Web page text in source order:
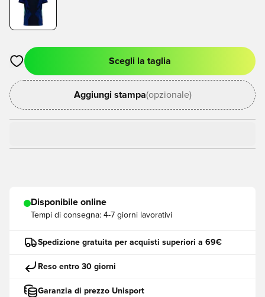
Apre una finestra modale per accedere o registrarsi come
Scegli la taglia
Aggiungi stampa(opzionale)
Disponibile online
Tempi di consegna: 4-7 giorni lavorativi
Spedizione gratuita per acquisti superiori a 69€
Reso entro 30 giorni
Garanzia di prezzo Unisport